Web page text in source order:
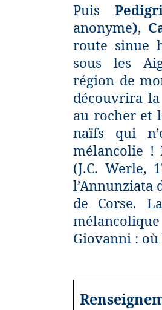
Puis
anonyme),
route sinue
sous les
région de
découvrira
au rocher et
naïfs qui
mélancolie !
(J.C. Werle,
l’Annunziata
de Corse.
Giovanni :